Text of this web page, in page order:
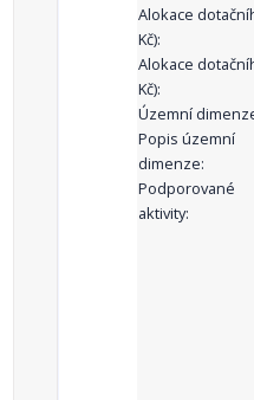
Alokace
Kč):
Alokace
Kč):
Územní
Popis územní
dimenze:
Podporované
aktivity: